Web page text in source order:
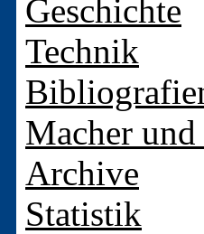
Geschichte
Technik
Macher
Archive
Statistik